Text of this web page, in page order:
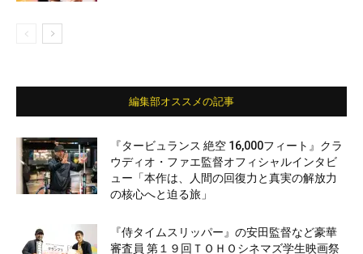
編集部オススメの記事
『タービュランス 絶空 16,000フィート』クラ
ウディオ・ファエ監督オフィシャルインタビ
ュー「本作は、人間の回復力と真実の解放力
の核心へと迫る旅」
『侍タイムスリッパー』の安田監督など豪華
審査員 第１９回ＴＯＨＯシネマズ学生映画祭